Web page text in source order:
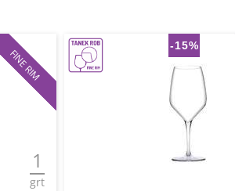
1
grt
FINE RIM
-15%